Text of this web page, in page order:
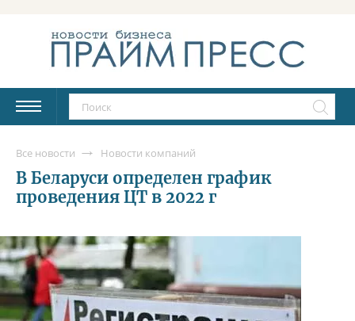
Все новости Новости компаний
В Беларуси определен график
проведения ЦТ в 2022 г